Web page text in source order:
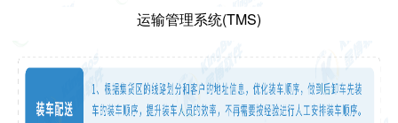
运输管理系统(TMS)